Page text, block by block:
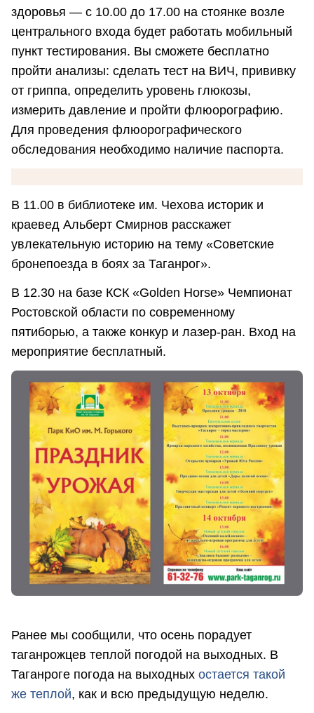
здоровья — с 10.00 до 17.00 на стоянке возле
центрального входа будет работать мобильный
пункт тестирования. Вы сможете бесплатно
пройти анализы: сделать тест на ВИЧ, прививку
от гриппа, определить уровень глюкозы,
измерить давление и пройти флюорографию.
Для проведения флюорографического
обследования необходимо наличие паспорта.
В 11.00 в библиотеке им. Чехова историк и
краевед Альберт Смирнов расскажет
увлекательную историю на тему «Советские
бронепоезда в боях за Таганрог».
В 12.30 на базе КСК «Golden Horse» Чемпионат
Ростовской области по современному
пятиборью, а также конкур и лазер-ран. Вход на
мероприятие бесплатный.
Ранее мы сообщили, что осень порадует
таганрожцев теплой погодой на выходных. В
Таганроге погода на выходных остается такой
же теплой, как и всю предыдущую неделю.